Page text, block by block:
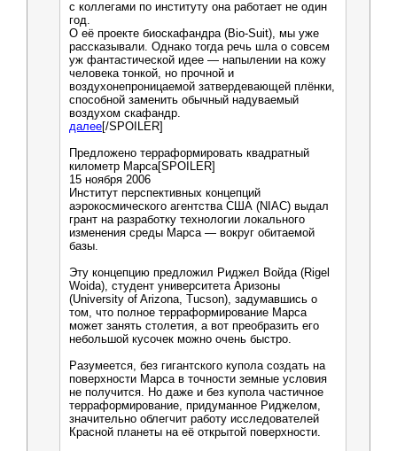
с коллегами по институту она работает не один
год.
О её проекте биоскафандра (Bio-Suit), мы уже
рассказывали. Однако тогда речь шла о совсем
уж фантастической идее — напылении на кожу
человека тонкой, но прочной и
воздухонепроницаемой затвердевающей плёнки,
способной заменить обычный надуваемый
воздухом скафандр.
далее[/SPOILER]
Предложено терраформировать квадратный
километр Марса[SPOILER]
15 ноября 2006
Институт перспективных концепций
аэрокосмического агентства США (NIAC) выдал
грант на разработку технологии локального
изменения среды Марса — вокруг обитаемой
базы.
Эту концепцию предложил Риджел Войда (Rigel
Woida), студент университета Аризоны
(University of Arizona, Tucson), задумавшись о
том, что полное терраформирование Марса
может занять столетия, а вот преобразить его
небольшой кусочек можно очень быстро.
Разумеется, без гигантского купола создать на
поверхности Марса в точности земные условия
не получится. Но даже и без купола частичное
терраформирование, придуманное Риджелом,
значительно облегчит работу исследователей
Красной планеты на её открытой поверхности.